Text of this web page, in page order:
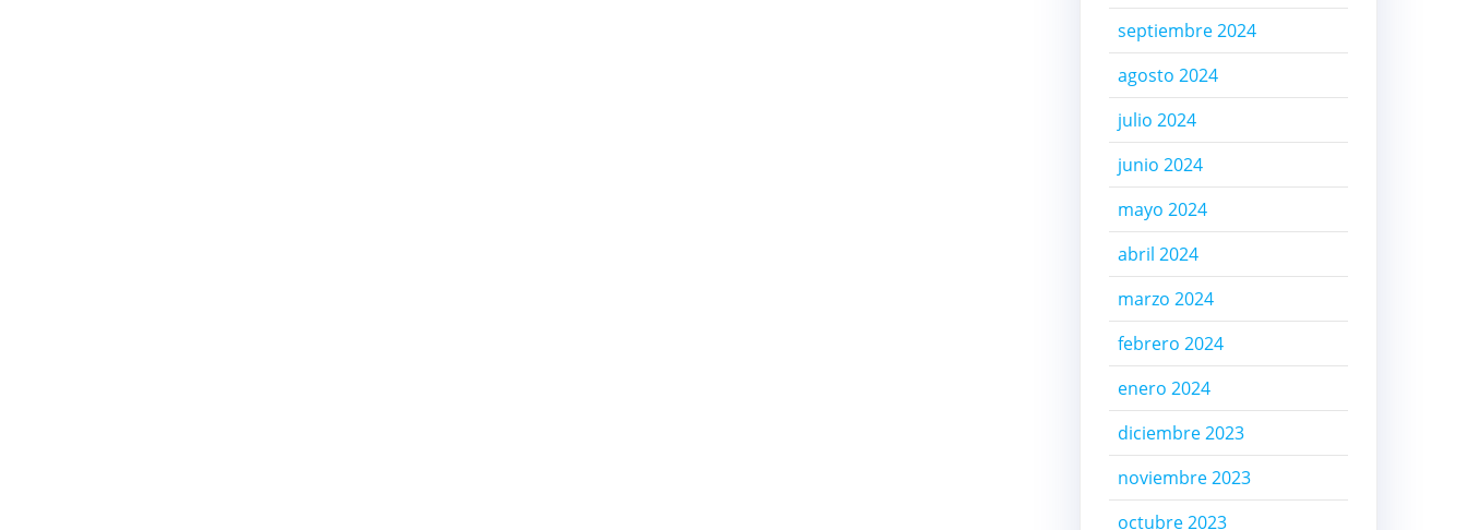
septiembre 2024
agosto 2024
julio 2024
junio 2024
mayo 2024
abril 2024
marzo 2024
febrero 2024
enero 2024
diciembre 2023
noviembre 2023
octubre 2023